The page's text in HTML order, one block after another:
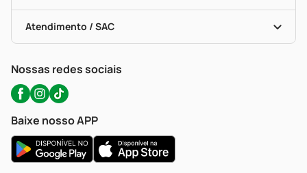
Bulas De A A Z
Políticas De Marketplace
Testes Rápidos
Autoteste Covid-19
Portal Da Privacidade
Atendimento / SAC
Nossas redes sociais
Baixe nosso APP